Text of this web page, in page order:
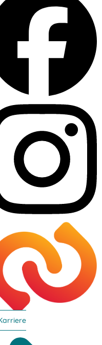
Matthias Pokorn
an Herrn Dr.
bitte Sabine